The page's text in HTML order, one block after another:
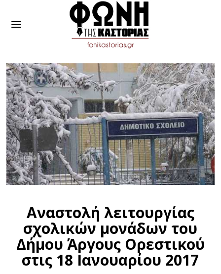
Αναστολή λειτουργίας
σχολικών μονάδων του
Δήμου Άργους Ορεστικού
στις 18 Ιανουαρίου 2017